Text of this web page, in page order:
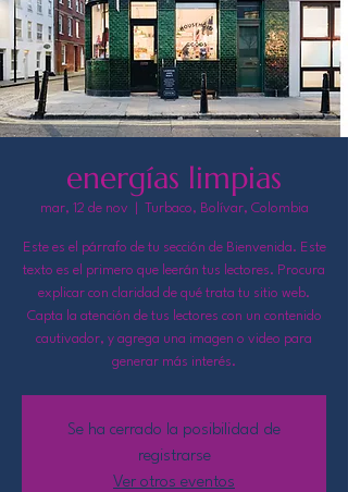
energías limpias
mar, 12 de nov Turbaco, Bolívar, Colombia
Este es el párrafo de tu sección de Bienvenida. Este
texto es el primero que leerán tus lectores. Procura
explicar con claridad de qué trata tu sitio web.
Capta la atención de tus lectores con un contenido
cautivador, y agrega una imagen o video para
generar más interés.
Se ha cerrado la posibilidad de
registrarse
Ver otros eventos